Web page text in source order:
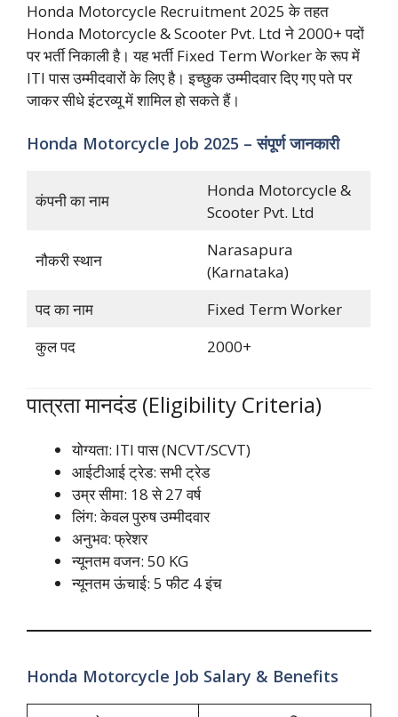
Honda Motorcycle Recruitment 2025 के तहत
Honda Motorcycle & Scooter Pvt. Ltd ने 2000+ पदों
पर भर्ती निकाली है। यह भर्ती Fixed Term Worker के रूप में
ITI पास उम्मीदवारों के लिए है। इच्छुक उम्मीदवार दिए गए पते पर
जाकर सीधे इंटरव्यू में शामिल हो सकते हैं।
Honda Motorcycle Job 2025 – संपूर्ण जानकारी
कंपनी का नाम
Honda Motorcycle &
Scooter Pvt. Ltd
नौकरी स्थान
Narasapura
(Karnataka)
पद का नाम
Fixed Term Worker
कुल पद
2000+
पात्रता मानदंड (Eligibility Criteria)
योग्यता: ITI पास (NCVT/SCVT)
आईटीआई ट्रेड: सभी ट्रेड
उम्र सीमा: 18 से 27 वर्ष
लिंग: केवल पुरुष उम्मीदवार
अनुभव: फ्रेशर
न्यूनतम वजन: 50 KG
न्यूनतम ऊंचाई: 5 फीट 4 इंच
Honda Motorcycle Job Salary & Benefits